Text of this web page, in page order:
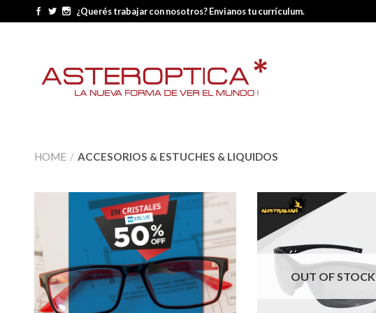
¿Querés trabajar con nosotros? Envianos tu currículum.
HOME / ACCESORIOS & ESTUCHES & LIQUIDOS
OUT OF STOCK